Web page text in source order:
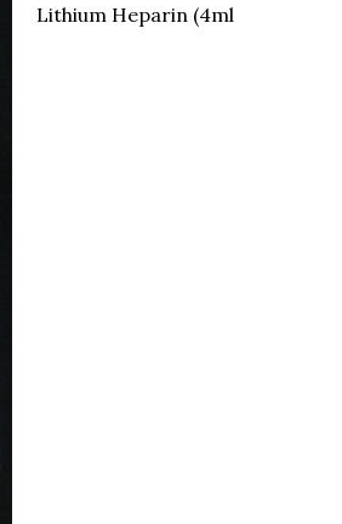
Lithium Heparin (4ml